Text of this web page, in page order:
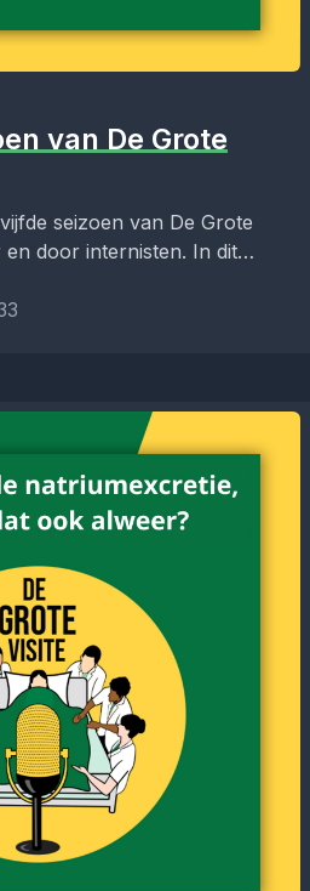
van De Grote
seizoen van De Grote
door internisten. In dit
heel aantal...